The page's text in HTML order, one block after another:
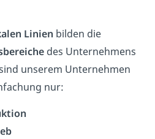
Linien bilden die
des Unternehmens
unserem Unternehmen
nur: